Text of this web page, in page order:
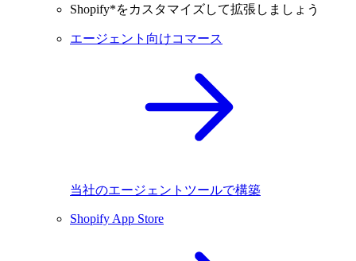
Shopify*をカスタマイズして拡張しましょう
エージェント向けコマース
当社のエージェントツールで構築
Shopify App Store